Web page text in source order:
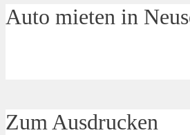
Auto mieten in
Zum Ausdrucken